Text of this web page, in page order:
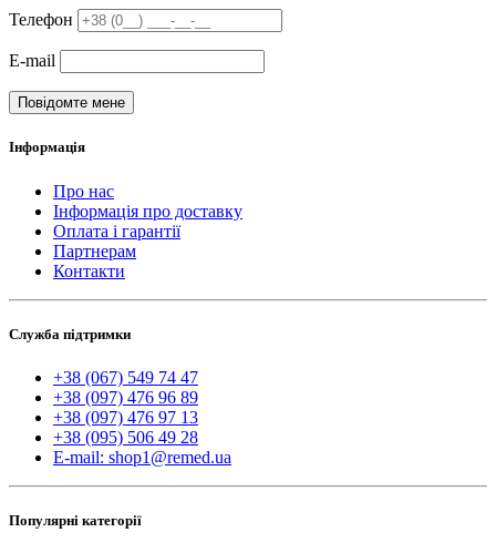
Телефон
E-mail
Повідомте мене
Інформація
Про нас
Інформація про доставку
Оплата і гарантії
Партнерам
Контакти
Служба підтримки
+38 (067) 549 74 47
+38 (097) 476 96 89
+38 (097) 476 97 13
+38 (095) 506 49 28
E-mail: shop1@remed.ua
Популярні категорії